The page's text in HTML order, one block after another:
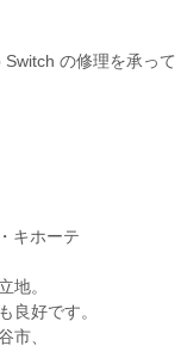
の修理を承って
キホーテ
地。
良好です。
市、